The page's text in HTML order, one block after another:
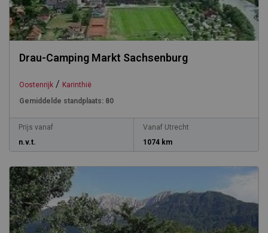
Drau-Camping Markt Sachsenburg
Oostenrijk / Karinthië
Gemiddelde standplaats: 80
Prijs vanaf
n.v.t.
Vanaf Utrecht
1074 km